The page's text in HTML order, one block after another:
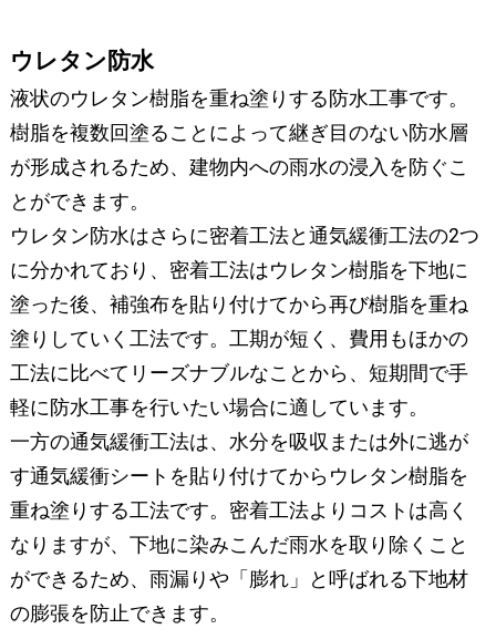
ウレタン防水
液状のウレタン樹脂を重ね塗りする防水工事です。
樹脂を複数回塗ることによって継ぎ目のない防水層
が形成されるため、建物内への雨水の浸入を防ぐこ
とができます。
ウレタン防水はさらに密着工法と通気緩衝工法の2つ
に分かれており、密着工法はウレタン樹脂を下地に
塗った後、補強布を貼り付けてから再び樹脂を重ね
塗りしていく工法です。工期が短く、費用もほかの
工法に比べてリーズナブルなことから、短期間で手
軽に防水工事を行いたい場合に適しています。
一方の通気緩衝工法は、水分を吸収または外に逃が
す通気緩衝シートを貼り付けてからウレタン樹脂を
重ね塗りする工法です。密着工法よりコストは高く
なりますが、下地に染みこんだ雨水を取り除くこと
ができるため、雨漏りや「膨れ」と呼ばれる下地材
の膨張を防止できます。